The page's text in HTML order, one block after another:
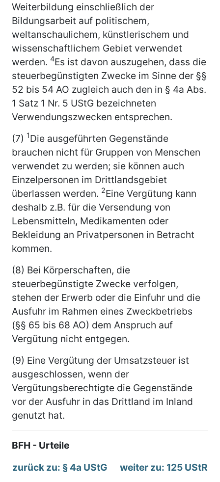
Weiterbildung einschließlich der
Bildungsarbeit auf politischem,
weltanschaulichem, künstlerischem und
wissenschaftlichem Gebiet verwendet
werden. 4Es ist davon auszugehen, dass die
steuerbegünstigten Zwecke im Sinne der §§
52 bis 54 AO zugleich auch den in § 4a Abs.
1 Satz 1 Nr. 5 UStG bezeichneten
Verwendungszwecken entsprechen.
(7) 1Die ausgeführten Gegenstände
brauchen nicht für Gruppen von Menschen
verwendet zu werden; sie können auch
Einzelpersonen im Drittlandsgebiet
überlassen werden. 2Eine Vergütung kann
deshalb z.B. für die Versendung von
Lebensmitteln, Medikamenten oder
Bekleidung an Privatpersonen in Betracht
kommen.
(8) Bei Körperschaften, die
steuerbegünstigte Zwecke verfolgen,
stehen der Erwerb oder die Einfuhr und die
Ausfuhr im Rahmen eines Zweckbetriebs
(§§ 65 bis 68 AO) dem Anspruch auf
Vergütung nicht entgegen.
(9) Eine Vergütung der Umsatzsteuer ist
ausgeschlossen, wenn der
Vergütungsberechtigte die Gegenstände
vor der Ausfuhr in das Drittland im Inland
genutzt hat.
BFH - Urteile
zurück zu: § 4a UStG
weiter zu: 125 UStR